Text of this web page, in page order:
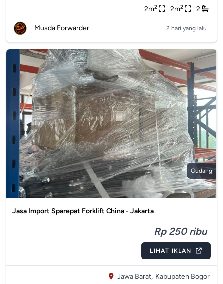
2m2 2m2 2
Musda Forwarder 2 hari yang lalu
Gudang
Jasa Import Sparepat Forklift China - Jakarta
Rp 250 ribu
LIHAT IKLAN
Jawa Barat, Kabupaten Bogor